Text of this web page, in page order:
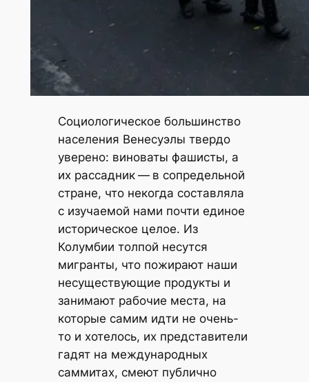
Социологическое большинство
населения Венесуэлы твердо
уверено: виноваты фашисты, а
их рассадник — в сопредельной
стране, что некогда составляла
с изучаемой нами почти единое
историческое целое. Из
Колумбии толпой несутся
мигранты, что пожирают наши
несуществующие продукты и
занимают рабочие места, на
которые самим идти не очень-
то и хотелось, их представители
гадят на международных
саммитах, смеют публично